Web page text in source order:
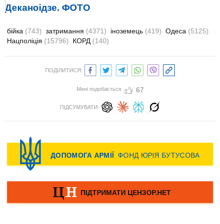
Деканоідзе. ФОТО
бійка (743) затримання (4371) іноземець (419) Одеса (5125)
Нацполіція (15796) КОРД (140)
ПОДІЛИТИСЯ:
Мені подобається 67
ПІДСУМУВАТИ: